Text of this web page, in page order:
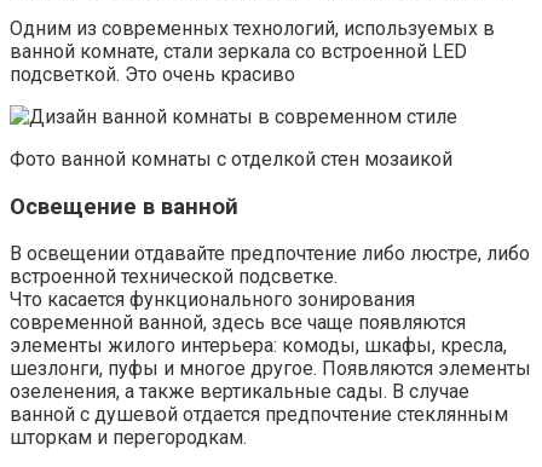
Одним из современных технологий, используемых в
ванной комнате, стали зеркала со встроенной LED
подсветкой. Это очень красиво
Фото ванной комнаты с отделкой стен мозаикой
Освещение в ванной
В освещении отдавайте предпочтение либо люстре, либо
встроенной технической подсветке.
Что касается функционального зонирования
современной ванной, здесь все чаще появляются
элементы жилого интерьера: комоды, шкафы, кресла,
шезлонги, пуфы и многое другое. Появляются элементы
озеленения, а также вертикальные сады. В случае
ванной с душевой отдается предпочтение стеклянным
шторкам и перегородкам.